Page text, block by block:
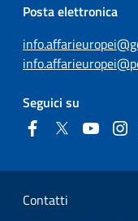
Posta elettronica
Seguici su
FacebookTwitter
Sezione
Contatti